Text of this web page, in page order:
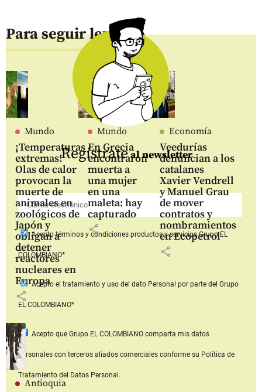
Para seguir leyendo
Mundo
¡Temperaturas
extremas!
Olas de calor
provocan la
muerte de
animales en
zoológicos de
Japón y
obligan a
detener
reactores
nucleares en
Europa
share
Mundo
En Grecia
encontraron
muerta a
una mujer
en una
maleta: hay
capturado
share
Economía
Veedurías
denuncian a los
catalanes
Xavier Vendrell
y Manuel Grau
de mover
contratos y
nombramientos
en Ecopetrol
share
Antioquia
Regístrateal newsletter
Aceptotérminos y condiciones productos y serviciosGrupo EL
COLOMBIANO*
Acepto el tratamiento y uso del dato Personal por parte del Grupo
EL COLOMBIANO*
Acepto que Grupo EL COLOMBIANOcomparta mis datos
personales con terceros aliados comerciales conforme su Política de
Tratamiento del Datos Personal.